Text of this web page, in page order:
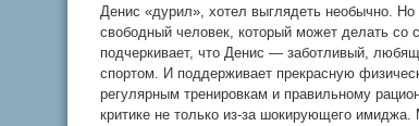
Денис «дурил», хотел выглядеть необычно.
свободный человек, который может делать со
подчеркивает, что Денис — заботливый,
спортом. И поддерживает прекрасную
регулярным тренировкам и правильному
критике не только из-за шокирующего имиджа.